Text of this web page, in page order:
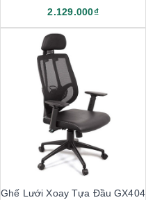
2.129.000₫
Ghế Lưới Xoay Tựa Đầu GX404